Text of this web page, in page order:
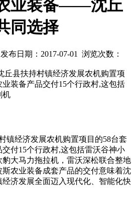
业装备——沈丘
同选择
发布日期：2017-07-01 浏览次数：
丘县扶持村镇经济发展农机购置项
业装备产品交付15个行政村,这包括
机
镇经济发展农机购置项目的58台套
付15个行政村,这包括雷沃谷神小
大马力拖拉机，雷沃深松联合整地
农业装备成套产品的交付意味着沈
经济发展全面迈入现代化、智能化快